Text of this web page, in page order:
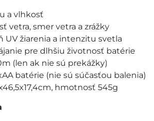
a vlhkosť
vetra, smer vetra a zrážky
UV žiarenia a intenzitu svetla
pre dlhšiu životnosť batérie
(len ak nie sú prekážky)
batérie (nie sú súčasťou balenia)
hmotnosť 545g